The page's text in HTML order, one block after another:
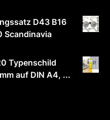
D43 B16
Scandinavia
Typenschild
auf DIN A4, ...